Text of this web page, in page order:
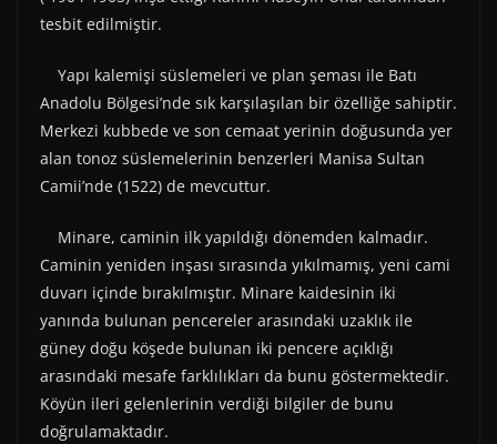
tesbit edilmiştir.
Yapı kalemişi süslemeleri ve plan şeması ile Batı
Anadolu Bölgesi’nde sık karşılaşılan bir özelliğe sahiptir.
Merkezi kubbede ve son cemaat yerinin doğusunda yer
alan tonoz süslemelerinin benzerleri Manisa Sultan
Camii’nde (1522) de mevcuttur.
Minare, caminin ilk yapıldığı dönemden kalmadır.
Caminin yeniden inşası sırasında yıkılmamış, yeni cami
duvarı içinde bırakılmıştır. Minare kaidesinin iki
yanında bulunan pencereler arasındaki uzaklık ile
güney doğu köşede bulunan iki pencere açıklığı
arasındaki mesafe farklılıkları da bunu göstermektedir.
Köyün ileri gelenlerinin verdiği bilgiler de bunu
doğrulamaktadır.